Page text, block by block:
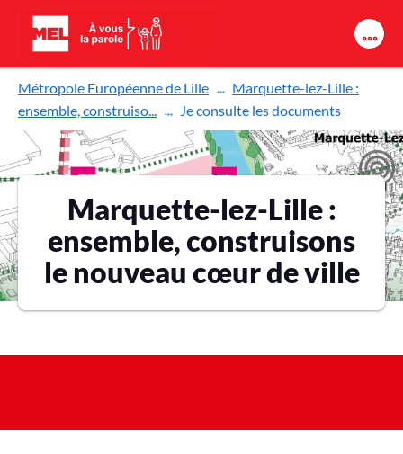
Aller au contenu principal
Métropole Européenne de Lille
Marquette-lez-Lille :
ensemble, construiso...
Je consulte les documents
Marquette-lez-Lille :
ensemble, construisons
le nouveau cœur de ville